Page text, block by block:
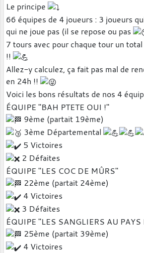
Le principe
66 équipes de 4 joueurs : 3 joueurs
qui ne joue pas (il se repose ou pas
7 tours avec pour chaque tour un
!!
Allez-y calculez, ça fait pas mal de
en 24h !!
Voici les bons résultats de nos 4
ÉQUIPE "BAH PTETE OUI !"
9ème (partait 19ème)
3ème Départemental
5 Victoires
2 Défaites
ÉQUIPE "LES COC DE MÛRS"
22ème (partait 24ème)
4 Victoires
3 Défaites
ÉQUIPE "LES SANGLIERS AU
25ème (partait 39ème)
4 Victoires